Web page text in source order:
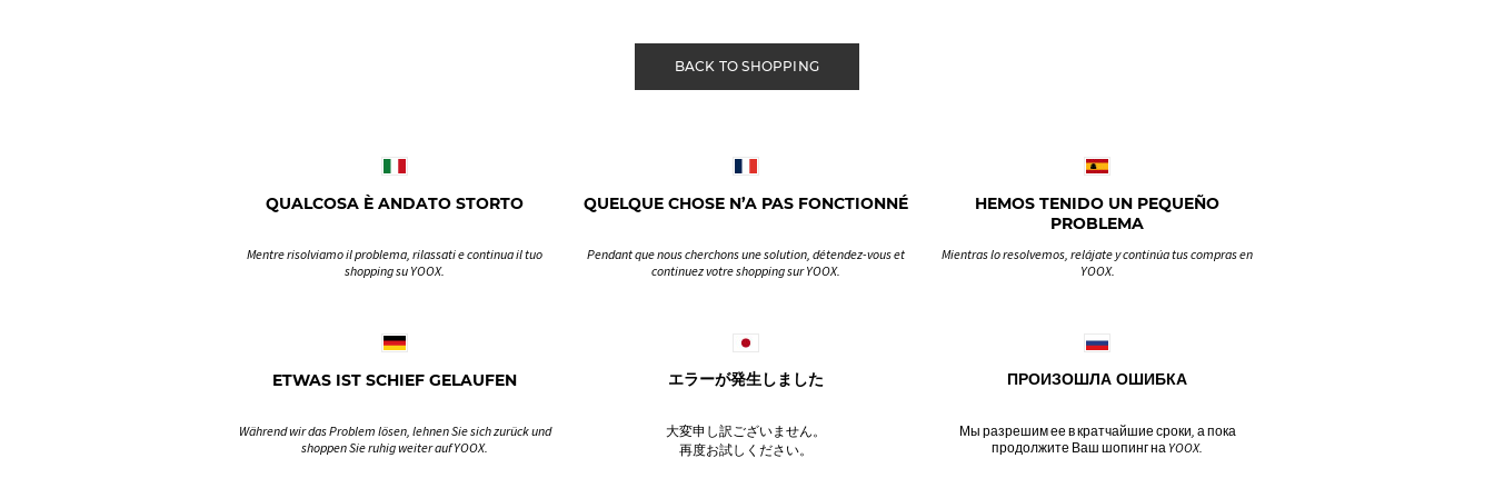
BACK TO SHOPPING
QUALCOSA È ANDATO STORTO
Mentre risolviamo il problema, rilassati e continua il tuo
shopping su YOOX.
QUELQUE CHOSE N’A PAS FONCTIONNÉ
Pendant que nous cherchons une solution, détendez-vous et
continuez votre shopping sur YOOX.
HEMOS TENIDO UN PEQUEÑO
PROBLEMA
Mientras lo resolvemos, relájate y continúa tus compras en
YOOX.
ETWAS IST SCHIEF GELAUFEN
Während wir das Problem lösen, lehnen Sie sich zurück und
shoppen Sie ruhig weiter auf YOOX.
エラーが発生しました
大変申し訳ございません。
再度お試しください。
ПРОИЗОШЛА ОШИБКА
Мы разрешим ее в кратчайшие сроки, а пока
продолжите Ваш шопинг на YOOX.